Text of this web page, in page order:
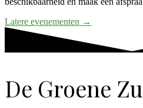
Latere evenementen →
De Groene